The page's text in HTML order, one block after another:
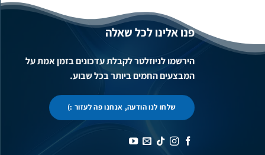
פנו אלינו לכל שאלה
הירשמו לניוזלטר לקבלת עדכונים בזמן אמת על
המבצעים החמים ביותר בכל שבוע.
שלחו לנו הודעה, אנחנו פה לעזור :)